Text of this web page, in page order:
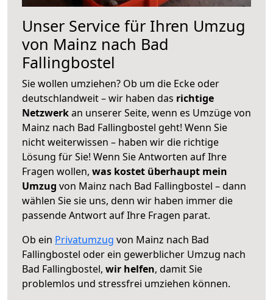
Unser Service für Ihren Umzug
von Mainz nach Bad
Fallingbostel
Sie wollen umziehen? Ob um die Ecke oder
deutschlandweit – wir haben das richtige
Netzwerkan unserer Seite, wenn es Umzüge von
Mainz nach Bad Fallingbostel geht! Wenn Sie
nicht weiterwissen – haben wir die richtige
Lösung für Sie! Wenn Sie Antworten auf Ihre
Fragen wollen, was kostet überhaupt mein
Umzug von Mainz nach Bad Fallingbostel – dann
wählen Sie sie uns, denn wir haben immer die
passende Antwort auf Ihre Fragen parat.
Ob ein Privatumzug von Mainz nach Bad
Fallingbostel oder ein gewerblicher Umzug nach
Bad Fallingbostel, wir helfen, damit Sie
problemlos und stressfrei umziehen können.